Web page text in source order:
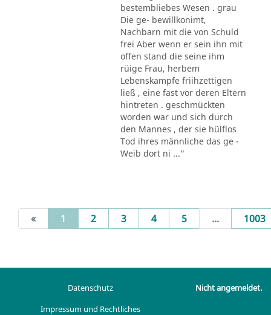
bestembliebes Wesen . grau
Die ge- bewillkonimt,
Nachbarn mit die von Schuld
frei Aber wenn er sein ihn mit
offen stand die seine ihm
rüige Frau, herbem
Lebenskampfe friihzettigen
ließ , eine fast vor deren Eltern
hintreten . geschmückten
worden war und sich durch
den Mannes , der sie hülflos
Tod ihres männliche das ge -
Weib dort ni ..."
« 1 (current)
2 3 4 5 ... 1003
Datenschutz
Impressum und Rechtliches
Nicht angemeldet.